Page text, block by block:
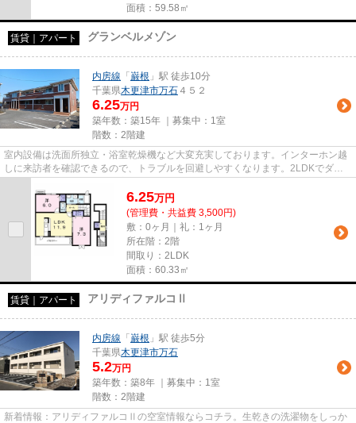
面積：59.58㎡
賃貸｜アパート グランベルメゾン
内房線 「 巌根 」駅 徒歩10分
千葉県木更津市万石 ４５２
6.25万円
築年数：築15年 ｜募集中： 1室
階数：2階建
室内設備は洗面所独立・浴室乾燥機など大変充実しております。インターホン越
しに来訪者を確認できるので、トラブルを回避しやすくなります。2LDKでダイ
6.25万円
(管理費・共益費 3,500円)
敷：0ヶ月｜礼：1ヶ月
所在階：2階
間取り：2LDK
面積：60.33㎡
賃貸｜アパート アリディファルコⅡ
内房線 「 巌根 」駅 徒歩5分
千葉県木更津市万石
5.2万円
築年数：築8年 ｜募集中： 1室
階数：2階建
新着情報：アリディファルコⅡの空室情報ならコチラ。生乾きの洗濯物をしっか